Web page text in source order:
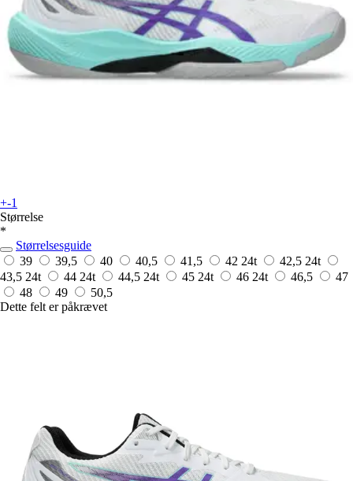
+-1
Størrelse
*
Størrelsesguide
39
39,5 40 40,5 41,5 42 24t 42,5 24t
43,5 24t 44 24t 44,5 24t 45 24t 46 24t 46,5
47
48
49
50,5
Dette felt er påkrævet